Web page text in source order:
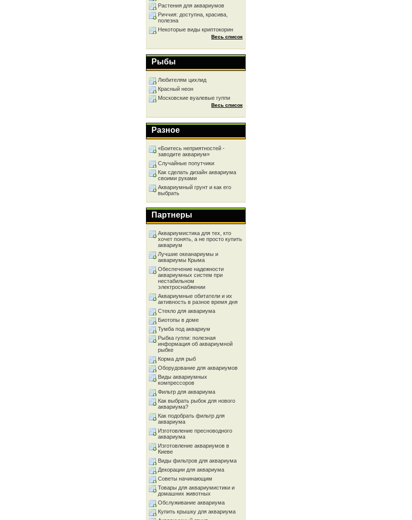
Растения для аквариумов
Риччия: доступна, красива,
полезна
Некоторые виды криптокорин
Весь список
Рыбы
Любителям цихлид
Красный неон
Московские вуалевые гуппи
Весь список
Разное
«Боитесь неприятностей -
заводите аквариум»
Случайные попутчики
Как сделать дизайн аквариума
своими руками
Аквариумный грунт и как его
выбрать
Партнеры
Аквариумистика для тех, кто
хочет понять, а не просто купить
аквариум
Лучшие океанариумы и
аквариумы Крыма
Обеспечение надежности
аквариумных систем при
нестабильном
электроснабжении
Аквариумные обитатели и их
активность в разное время дня
Стекло для аквариума
Биотопы в доме
Тумба под аквариум
Рыбка гуппи: полезная
информация об аквариумной
рыбке
Корма для рыб
Оборудование для аквариумов
Виды аквариумных
компрессоров
Фильтр для аквариума
Как выбрать рыбок для нового
аквариума?
Как подобрать фильтр для
аквариума
Изготовление пресноводного
аквариума
Изготовление аквариумов в
Киеве
Виды фильтров для аквариума
Декорации для аквариума
Советы начинающим
Товары для аквариумистики и
домашних животных
Обслуживание аквариума
Купить крышку для аквариума